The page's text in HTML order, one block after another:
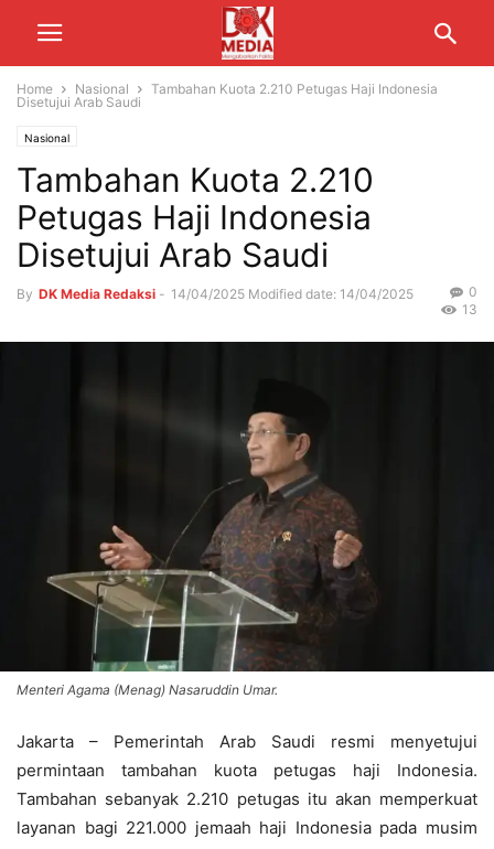
Home Nasional
Tambahan Kuota 2.210 Petugas Haji Indonesia
Disetujui Arab Saudi
Nasional
Tambahan Kuota 2.210
Petugas Haji Indonesia
Disetujui Arab Saudi
By DK Media Redaksi - 14/04/2025 Modified date: 14/04/2025
0
13
Menteri Agama (Menag) Nasaruddin Umar.
Jakarta – Pemerintah Arab Saudi resmi menyetujui
permintaan tambahan kuota petugas haji Indonesia.
Tambahan sebanyak 2.210 petugas itu akan memperkuat
layanan bagi 221.000 jemaah haji Indonesia pada musim